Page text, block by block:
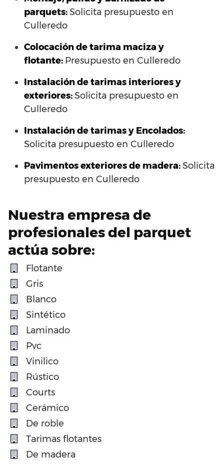
parquets:Solicita presupuesto en
Culleredo
Colocación de tarima maciza y
flotante: Presupuesto en Culleredo
Instalación de tarimas interiores y
exteriores:Solicita presupuesto en
Culleredo
Instalación de tarimas y Encolados:
Solicita presupuesto en Culleredo
Pavimentos exteriores de madera:Solicita
presupuesto en Culleredo
Nuestra empresa de
profesionales del parquet
actúa sobre:
Flotante
Gris
Blanco
Sintético
Laminado
Pvc
Vinilico
Rústico
Courts
Cerámico
De roble
Tarimas flotantes
De madera